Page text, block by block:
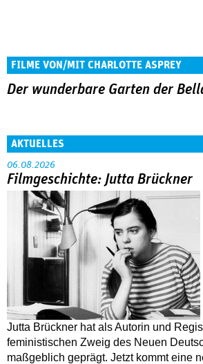
FILME VON/MIT CHARLOTTE ASPREY
Der wunderbare Garten der
AKTUELLES
06.08.2026
Filmgeschichte: Jutta Brückner
Jutta Brückner hat als Autorin und
feministischen Zweig des Neuen
maßgeblich geprägt. Jetzt kommt eine